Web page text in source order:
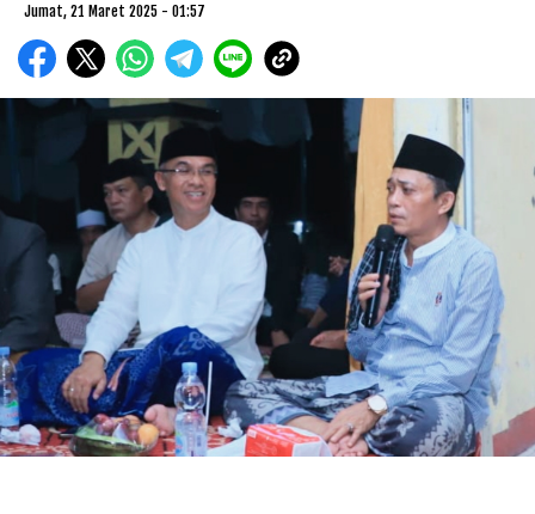
Jumat, 21 Maret 2025 - 01:57